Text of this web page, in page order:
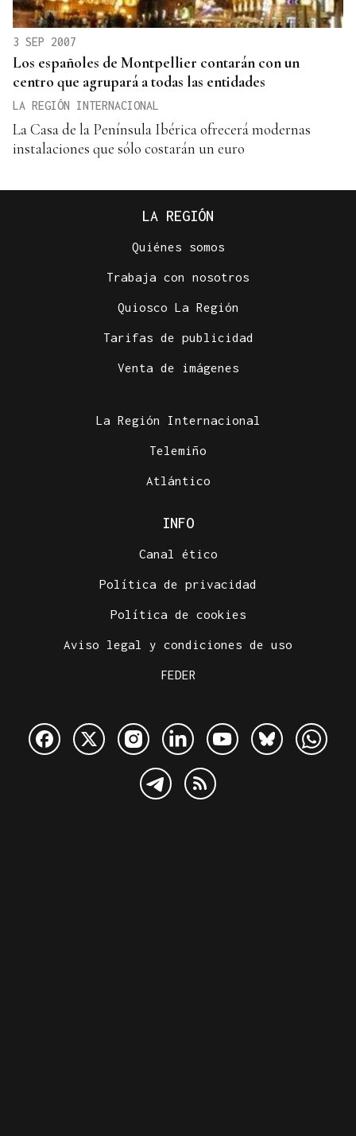
3 SEP 2007
Los españoles de Montpellier contarán con un
centro que agrupará a todas las entidades
LA REGIÓN INTERNACIONAL
La Casa de la Península Ibérica ofrecerá modernas
instalaciones que sólo costarán un euro
LA REGIÓN
Quiénes somos
Trabaja con nosotros
Quiosco La Región
Tarifas de publicidad
Venta de imágenes
La Región Internacional
Telemiño
Atlántico
INFO
Canal ético
Política de privacidad
Política de cookies
Aviso legal y condiciones de uso
FEDER